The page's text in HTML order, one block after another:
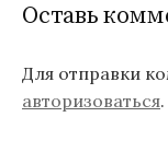
Оставь
Для отправки
авторизоваться.